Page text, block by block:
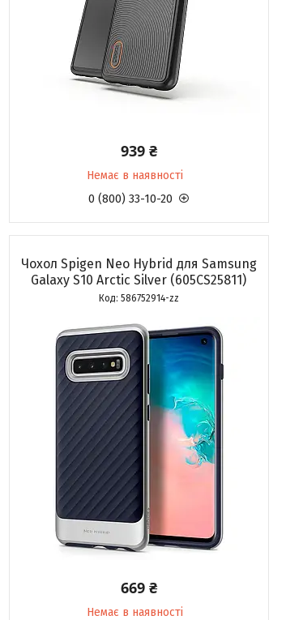
939 ₴
Немає в наявності
0 (800) 33-10-20
Чохол Spigen Neo Hybrid для Samsung
Galaxy S10 Arctic Silver (605CS25811)
586752914-zz
669 ₴
Немає в наявності